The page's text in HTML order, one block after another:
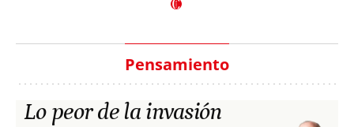
Pensamiento
Lo peor de la invasión